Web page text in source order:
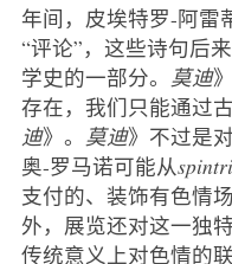
年间，皮埃特罗-阿雷
“评论”，这些诗句后
学史的一部分。 莫迪
存在，我们只能通过
迪》。 莫迪》不过是对
奥-罗马诺可能从
支付的、装饰有色情
外，展览还对这一独
传统意义上对色情的